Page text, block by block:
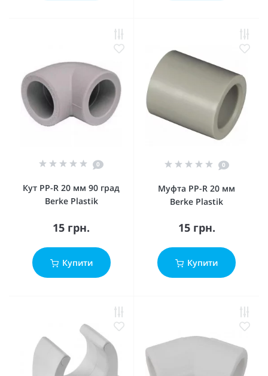
0
Кут PP-R 20 мм 90 град
Berke Plastik
15 грн.
Купити
0
Муфта PP-R 20 мм
Berke Plastik
15 грн.
Купити